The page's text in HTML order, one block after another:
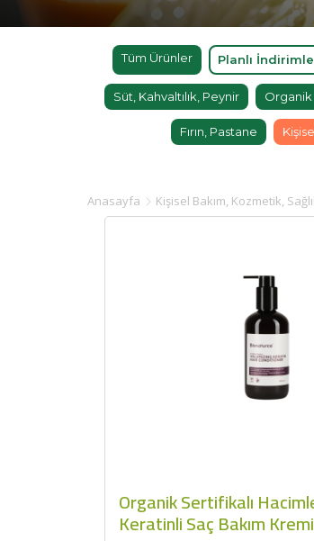
Tüm Ürünler Planlı
Süt, Kahvaltılık, Peynir Organik
Fırın, Pastane
Anasayfa Kişisel Bakım, Kozmetik,
Organik Sertifikalı
Keratinli Saç Bakım